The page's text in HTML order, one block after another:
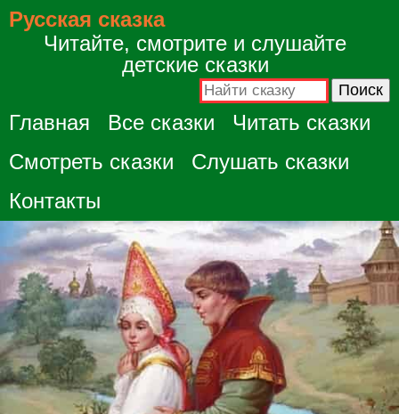
Русская сказка
Читайте, смотрите и слушайте
детские сказки
Главная Все сказки
Читать сказки
Смотреть сказки
Слушать сказки
Контакты